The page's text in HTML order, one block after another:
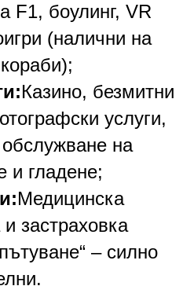
F1, боулинг, VR
(налични на
Казино, безмитни
услуги,
на
и гладене;
Медицинска
застраховка
– силно